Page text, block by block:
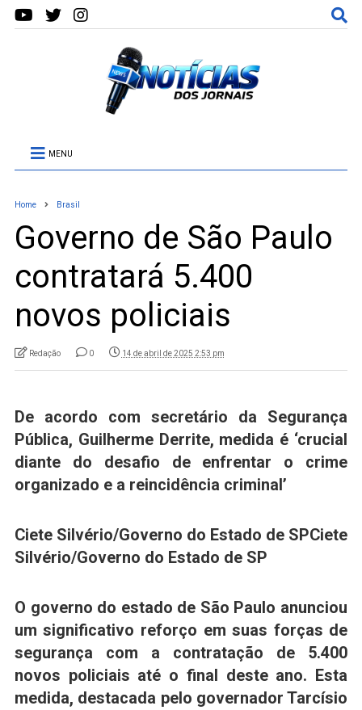
MENU
Home Brasil
Governo de São Paulo
contratará 5.400
novos policiais
Redação 0 14 de abril de 2025 2:53 pm
De acordo com secretário da Segurança
Pública, Guilherme Derrite, medida é ‘crucial
diante do desafio de enfrentar o crime
organizado e a reincidência criminal’
Ciete Silvério/Governo do Estado de SPCiete
Silvério/Governo do Estado de SP
O governo do estado de São Paulo anunciou
um significativo reforço em suas forças de
segurança com a contratação de 5.400
novos policiais até o final deste ano. Esta
medida, destacada pelo governadorTarcísio